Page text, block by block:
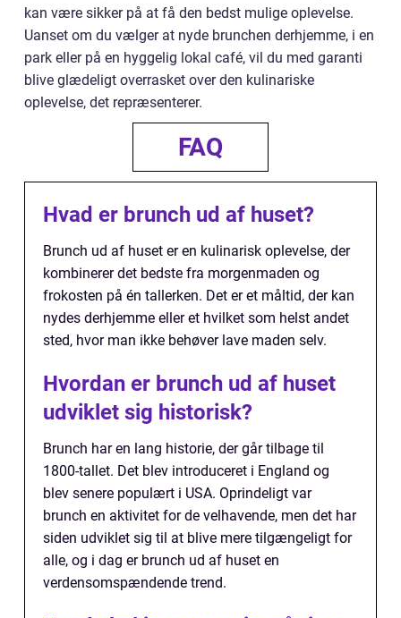
kan være sikker på at få den bedst mulige oplevelse.
Uanset om du vælger at nyde brunchen derhjemme, i en
park eller på en hyggelig lokal café, vil du med garanti
blive glædeligt overrasket over den kulinariske
oplevelse, det repræsenterer.
FAQ
Hvad er brunch ud af huset?
Brunch ud af huset er en kulinarisk oplevelse, der
kombinerer det bedste fra morgenmaden og
frokosten på én tallerken. Det er et måltid, der kan
nydes derhjemme eller et hvilket som helst andet
sted, hvor man ikke behøver lave maden selv.
Hvordan er brunch ud af huset
udviklet sig historisk?
Brunch har en lang historie, der går tilbage til
1800-tallet. Det blev introduceret i England og
blev senere populært i USA. Oprindeligt var
brunch en aktivitet for de velhavende, men det har
siden udviklet sig til at blive mere tilgængeligt for
alle, og i dag er brunch ud af huset en
verdensomspændende trend.